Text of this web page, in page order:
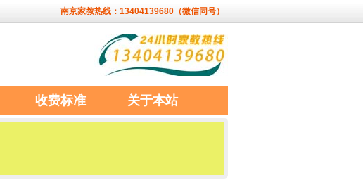
南京家教热线：13404139680（微信同号）
收费标准 关于本站